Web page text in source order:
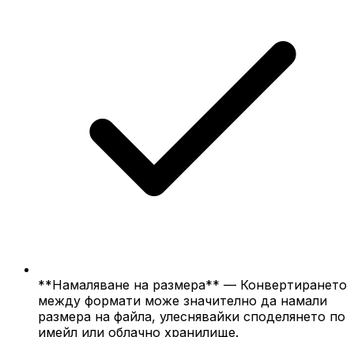
**Намаляване на размера** — Конвертирането
между формати може значително да намали
размера на файла, улеснявайки споделянето по
имейл или облачно хранилище.